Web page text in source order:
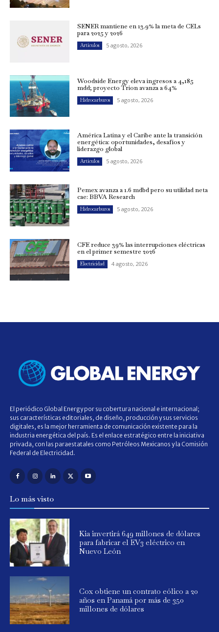
SENER mantiene en 13.9% la meta de CELs
para 2025 y 2026
Artículos 5 agosto, 2026
Woodside Energy eleva ingresos a 4,185
mdd; proyecto Trion avanza a 64%
Hidrocarburos 5 agosto, 2026
América Latina y el Caribe ante la transición
energética: oportunidades, desafíos y
liderazgo global
Artículos 5 agosto, 2026
Pemex avanza a 1.6 mdbd pero su utilidad neta
cae: BBVA Research
Hidrocarburos 5 agosto, 2026
CFE reduce 39% las interrupciones eléctricas
en el primer semestre 2026
Electricidad 4 agosto, 2026
El periódico Global Energy por su cobertura nacional e internacional;
sus características editoriales, de diseño, producción y sus servicios
digitales, es la mejor herramienta de comunicación existente para la
industria energética del país. Es el enlace estratégico entre la iniciativa
privada, con las paraestatales como Petróleos Mexicanos y la Comisión
Federal de Electricidad.
Lo más visto
Kia invertirá 649 millones de dólares
para fabricar el EV3 eléctrico en
Nuevo León
Cox obtiene un contrato eólico a 20
años en Panamá por más de 350
millones de dólares